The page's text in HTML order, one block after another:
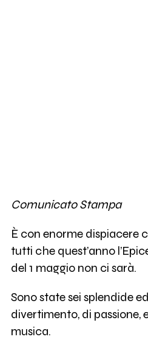
Comunicato Stampa
È con enorme dispiacere
tutti che quest’anno
del 1 maggio non ci sarà.
Sono state sei splendide
divertimento, di
musica.